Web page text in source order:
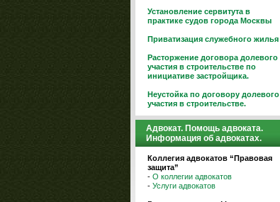
Установление сервитута в
практике судов города Москвы
Приватизация служебного жилья
Расторжение договора долевого
участия в строительстве по
инициативе застройщика.
Неустойка по договору долевого
участия в строительстве.
Адвокат. Помощь адвоката.
Информация об адвокатах.
Коллегия адвокатов “Правовая
защита”
- О коллегии адвокатов
- Услуги адвокатов